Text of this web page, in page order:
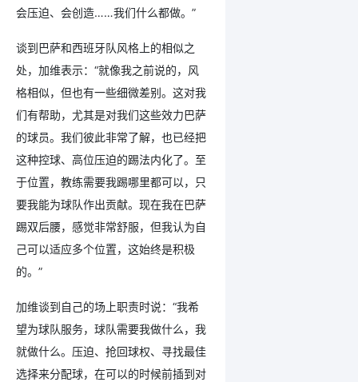
会压迫、会创造……我们什么都做。”
谈到巴萨和西班牙队风格上的相似之
处，加维表示：“就像我之前说的，风
格相似，但也有一些细微差别。这对我
们有帮助，尤其是对我们这些效力巴萨
的球员。我们彼此非常了解，也已经把
这种控球、高位压迫的踢法内化了。至
于位置，教练需要我踢哪里都可以，只
要我能为球队作出贡献。现在我在巴萨
踢双后腰，感觉非常舒服，但我认为自
己可以适应多个位置，这始终是积极
的。”
加维谈到自己的场上职责时说：“我希
望为球队服务，球队需要我做什么，我
就做什么。压迫、抢回球权、寻找最佳
选择来分配球，在可以的时候前插到对